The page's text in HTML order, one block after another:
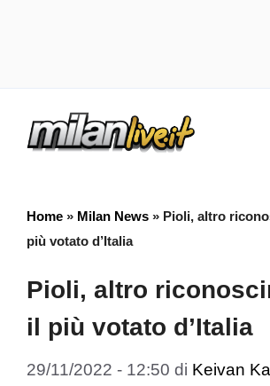
Home » Milan News » Pioli, altro
più votato d’Italia
Pioli, altro
il più votato d’Italia
29/11/2022 - 12:50 di Keivan